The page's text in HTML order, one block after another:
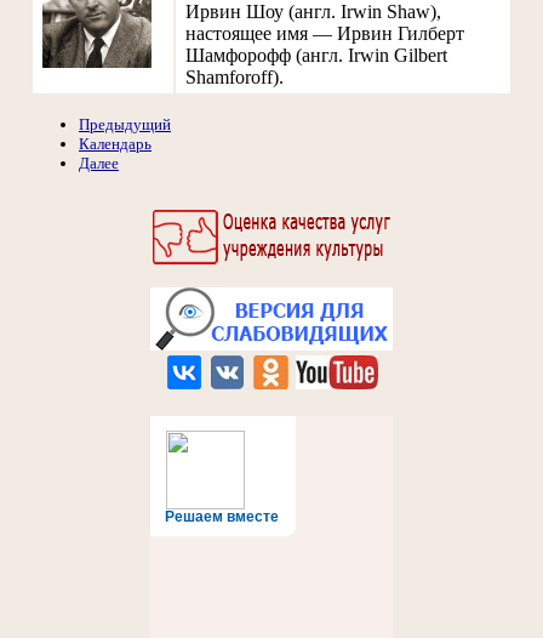
Решаем вместе
Ирвин Шоу (англ. Irwin Shaw),
настоящее имя — Ирвин Гилберт
Шамфорофф (англ. Irwin Gilbert
Shamforoff).
Предыдущий
Календарь
Далее